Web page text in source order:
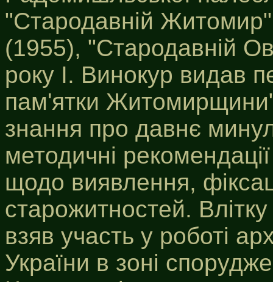
"Стародавній
(1955), "Стародавній
року І. Винокур видав
пам'ятки
знання про давнє
методичні
щодо виявлення,
старожитностей.
взяв участь у роботі
України в зоні